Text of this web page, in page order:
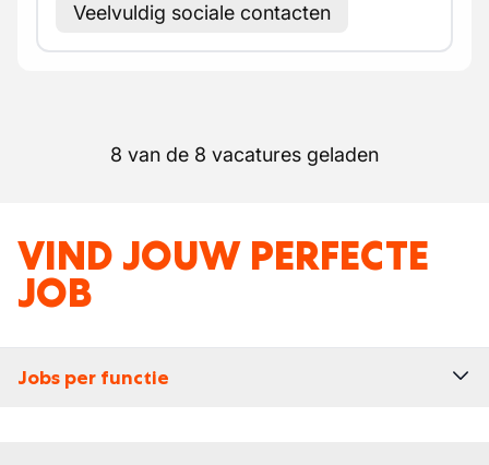
Veelvuldig sociale contacten
8 van de 8 vacatures geladen
VIND JOUW PERFECTE
JOB
Jobs per functie